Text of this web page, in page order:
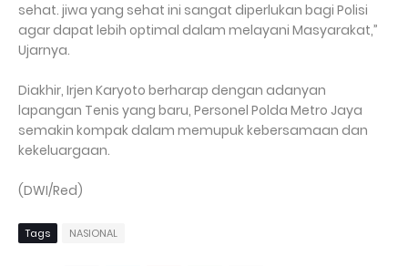
sehat. jiwa yang sehat ini sangat diperlukan bagi Polisi
agar dapat lebih optimal dalam melayani Masyarakat,”
Ujarnya.
Diakhir, Irjen Karyoto berharap dengan adanyan
lapangan Tenis yang baru, Personel Polda Metro Jaya
semakin kompak dalam memupuk kebersamaan dan
kekeluargaan.
(DWI/Red)
Tags NASIONAL